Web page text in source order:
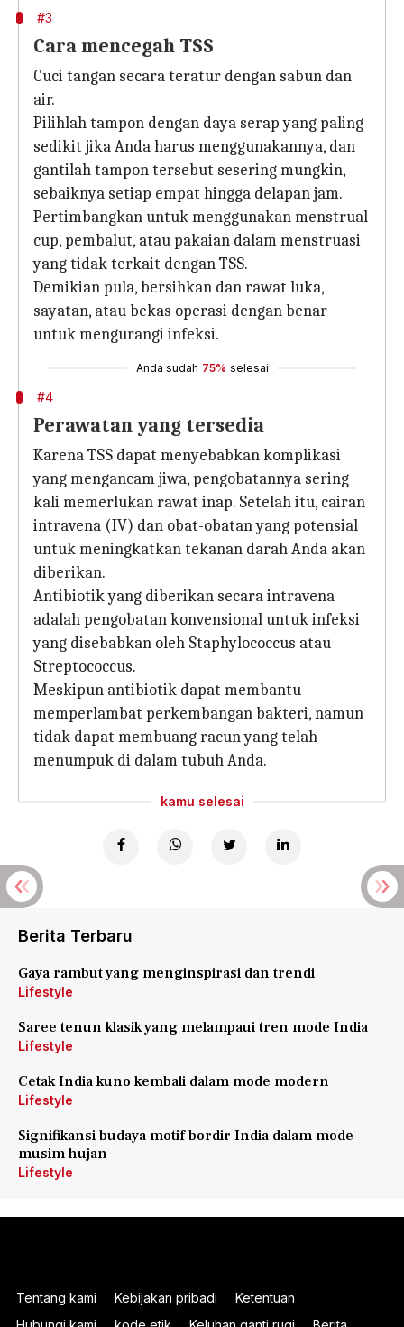
#3
Cara mencegah TSS
Cuci tangan secara teratur dengan sabun dan
air.
Pilihlah tampon dengan daya serap yang paling
sedikit jika Anda harus menggunakannya, dan
gantilah tampon tersebut sesering mungkin,
sebaiknya setiap empat hingga delapan jam.
Pertimbangkan untuk menggunakan menstrual
cup, pembalut, atau pakaian dalam menstruasi
yang tidak terkait dengan TSS.
Demikian pula, bersihkan dan rawat luka,
sayatan, atau bekas operasi dengan benar
untuk mengurangi infeksi.
Anda sudah 75% selesai
#4
Perawatan yang tersedia
Karena TSS dapat menyebabkan komplikasi
yang mengancam jiwa, pengobatannya sering
kali memerlukan rawat inap. Setelah itu, cairan
intravena (IV) dan obat-obatan yang potensial
untuk meningkatkan tekanan darah Anda akan
diberikan.
Antibiotik yang diberikan secara intravena
adalah pengobatan konvensional untuk infeksi
yang disebabkan oleh Staphylococcus atau
Streptococcus.
Meskipun antibiotik dapat membantu
memperlambat perkembangan bakteri, namun
tidak dapat membuang racun yang telah
menumpuk di dalam tubuh Anda.
kamu selesai
Berita Terbaru
Gaya rambut yang menginspirasi dan trendi
Lifestyle
Saree tenun klasik yang melampaui tren mode India
Lifestyle
Cetak India kuno kembali dalam mode modern
Lifestyle
Signifikansi budaya motif bordir India dalam mode
musim hujan
Lifestyle
Tentang kami Kebijakan pribadi
Ketentuan